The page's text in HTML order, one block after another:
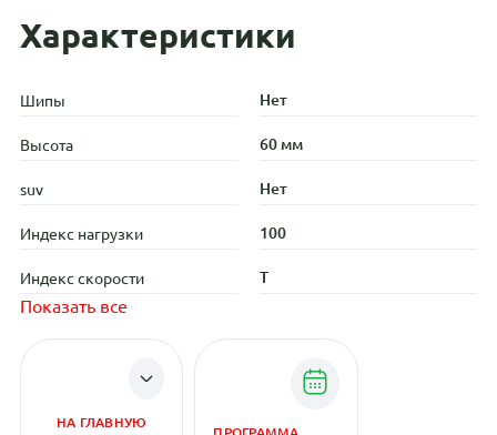
Характеристики
Шипы Нет
Высота 60 мм
suv Нет
Индекс нагрузки 100
Индекс скорости T
Показать все
НА ГЛАВНУЮ